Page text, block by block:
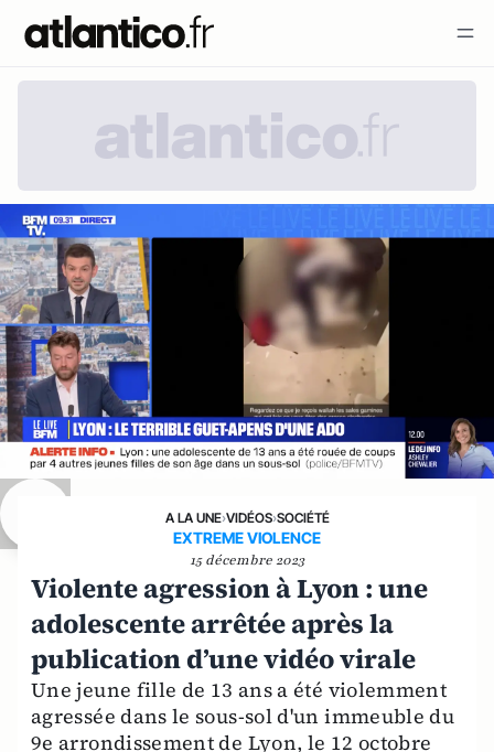
A LA UNE›VIDÉOS›SOCIÉTÉ
EXTREME VIOLENCE
15 décembre 2023
Violente agression à Lyon : une
adolescente arrêtée après la
publication d’une vidéo virale
Une jeune fille de 13 ans a été violemment
agressée dans le sous-sol d'un immeuble du
9e arrondissement de Lyon, le 12 octobre